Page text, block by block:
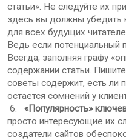
статьи». Не следуйте их
здесь вы должны убедить
для всех будущих
Ведь если потенциальный
Всегда, заполняя графу
содержании статьи.
советы содержит, есть ли
остается сомнений у
6.
«Популярность»
просто интересующие их
создатели сайтов